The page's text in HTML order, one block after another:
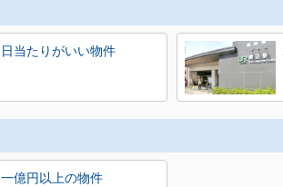
日当たりがいい物件
一億円以上の物件